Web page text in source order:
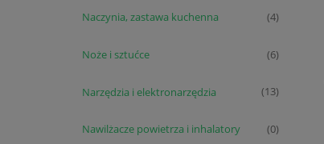
Naczynia, zastawa kuchenna (4)
Noże i sztućce (6)
Narzędzia i elektronarzędzia (13)
Nawilżacze powietrza i inhalatory (0)